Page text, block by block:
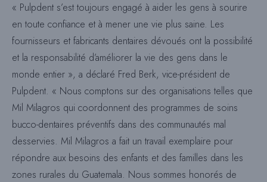
« Pulpdent s’est toujours engagé à aider les gens à sourire
en toute confiance et à mener une vie plus saine. Les
fournisseurs et fabricants dentaires dévoués ont la possibilité
et la responsabilité d’améliorer la vie des gens dans le
monde entier », a déclaré Fred Berk, vice-président de
Pulpdent. « Nous comptons sur des organisations telles que
Mil Milagros qui coordonnent des programmes de soins
bucco-dentaires préventifs dans des communautés mal
desservies. Mil Milagros a fait un travail exemplaire pour
répondre aux besoins des enfants et des familles dans les
zones rurales du Guatemala. Nous sommes honorés de